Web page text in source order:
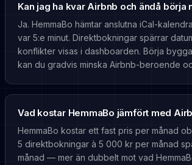
Kan jag ha kvar Airbnb och ändå
Ja. HemmaBo hämtar anslutna iCal-
var 5:e minut. Direktbokningar spärrar
konflikter visas i dashboarden. Börja
kan du gradvis minska Airbnb-beroende
Vad kostar HemmaBo jämfört med
HemmaBo kostar ett fast pris per månad
5 direktbokningar à 5 000 kr per månad
månad — mer än dubbelt mot vad